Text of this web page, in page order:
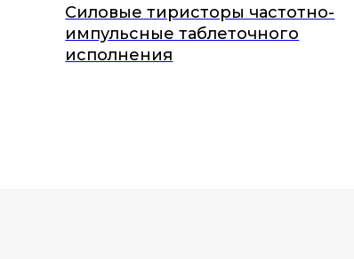
Силовые тиристоры частотно-
импульсные таблеточного
исполнения